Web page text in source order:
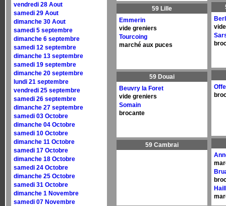
vendredi 28 Aout
samedi 29 Aout
dimanche 30 Aout
samedi 5 septembre
dimanche 6 septembre
samedi 12 septembre
dimanche 13 septembre
samedi 19 septembre
dimanche 20 septembre
lundi 21 septembre
vendredi 25 septembre
samedi 26 septembre
dimanche 27 septembre
samedi 03 Octobre
dimanche 04 Octobre
samedi 10 Octobre
dimanche 11 Octobre
samedi 17 Octobre
dimanche 18 Octobre
samedi 24 Octobre
dimanche 25 Octobre
samedi 31 Octobre
dimanche 1 Novembre
samedi 07 Novembre
59 Lille
Emmerin
vide greniers
Tourcoing
marché aux puces
59 Douai
Beuvry la Foret
vide greniers
Somain
brocante
59 Cambrai